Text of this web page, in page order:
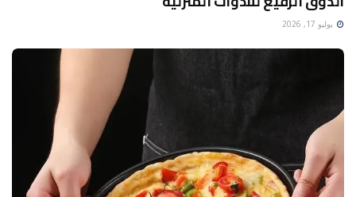
يوليو 17, 2026